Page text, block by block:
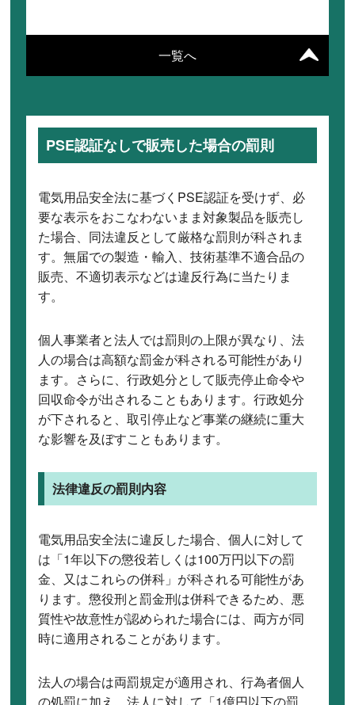
一覧へ
PSE認証なしで販売した場合の罰則
電気用品安全法に基づくPSE認証を受けず、必
要な表示をおこなわないまま対象製品を販売し
た場合、同法違反として厳格な罰則が科されま
す。無届での製造・輸入、技術基準不適合品の
販売、不適切表示などは違反行為に当たりま
す。
個人事業者と法人では罰則の上限が異なり、法
人の場合は高額な罰金が科される可能性があり
ます。さらに、行政処分として販売停止命令や
回収命令が出されることもあります。行政処分
が下されると、取引停止など事業の継続に重大
な影響を及ぼすこともあります。
法律違反の罰則内容
電気用品安全法に違反した場合、個人に対して
は「1年以下の懲役若しくは100万円以下の罰
金、又はこれらの併科」が科される可能性があ
ります。懲役刑と罰金刑は併科できるため、悪
質性や故意性が認められた場合には、両方が同
時に適用されることがあります。
法人の場合は両罰規定が適用され、行為者個人